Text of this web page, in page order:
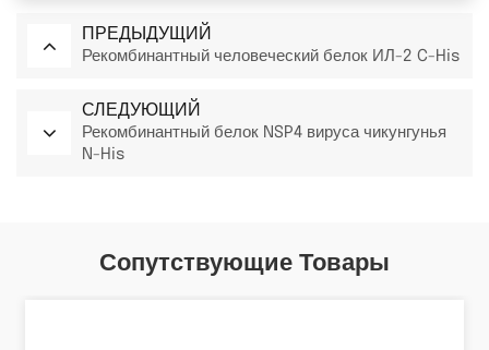
ПРЕДЫДУЩИЙ
Рекомбинантный человеческий белок ИЛ-2 C-His
СЛЕДУЮЩИЙ
Рекомбинантный белок NSP4 вируса чикунгунья
N-His
Сопутствующие Товары